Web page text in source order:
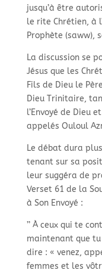
jusqu’à être
le rite Chrétien, à
Prophète (saww),
La discussion se
Jésus que les
Fils de Dieu le
Dieu Trinitaire,
l’Envoyé de Dieu
appelés Ouloul
Le débat dura
tenant sur sa
leur suggéra de
Verset 61 de la
à Son Envoyé :
’’ À ceux qui te
maintenant que tu
dire : « venez,
femmes et les